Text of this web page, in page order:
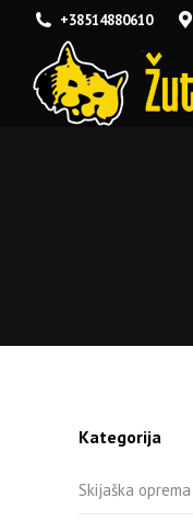
+38514880610
Kategorija
Skijaška oprema